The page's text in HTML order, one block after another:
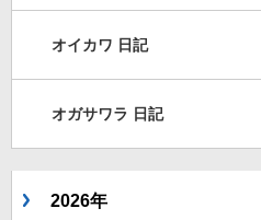
オイカワ 日記
オガサワラ 日記
2026年